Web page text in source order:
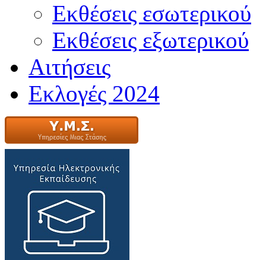
Εκθέσεις εσωτερικού
Εκθέσεις εξωτερικού
Αιτήσεις
Εκλογές 2024